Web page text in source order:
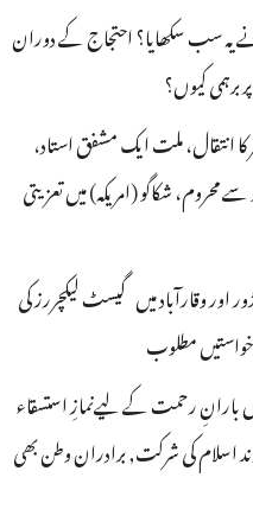
سب سکھایا؟ احتجاج کے دوران
برہمی کیوں؟
کا انتقال، ملت ایک مشفق استاد،
محروم، شکاگو (امریکہ) میں تعزیتی
اور وقارآباد میں گیسٹ لیکچررز کی
مطلوب
بارانِ رحمت کے لیےنمازِ استسقاء
اسلام کی شرکت, برادران وطن بھی